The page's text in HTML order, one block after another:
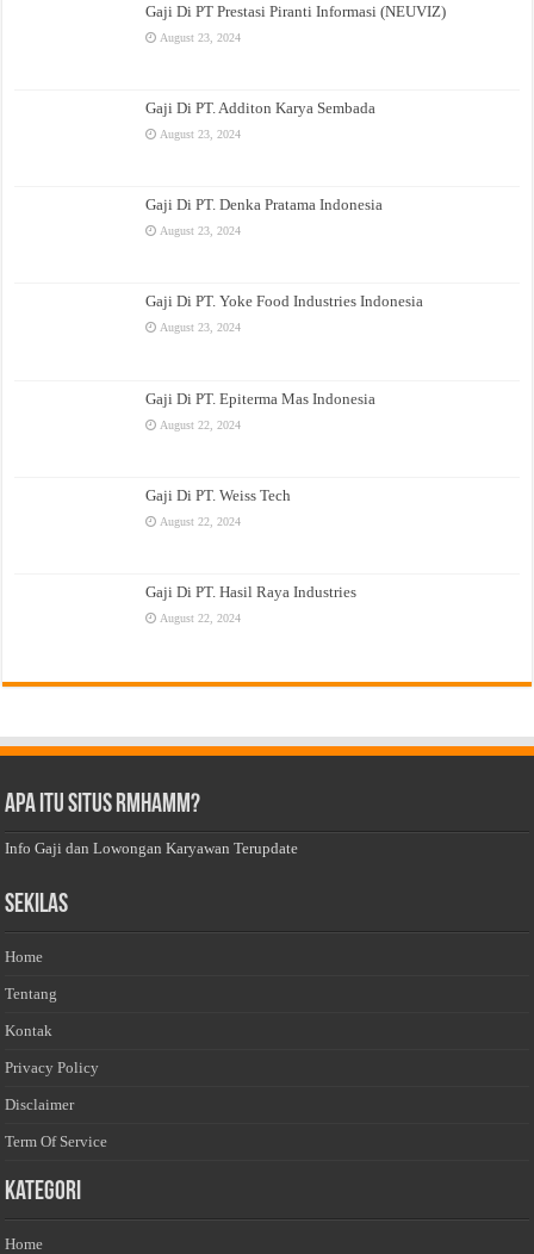
Gaji Di PT Prestasi Piranti Informasi (NEUVIZ)
August 23, 2024
Gaji Di PT. Additon Karya Sembada
August 23, 2024
Gaji Di PT. Denka Pratama Indonesia
August 23, 2024
Gaji Di PT. Yoke Food Industries Indonesia
August 23, 2024
Gaji Di PT. Epiterma Mas Indonesia
August 22, 2024
Gaji Di PT. Weiss Tech
August 22, 2024
Gaji Di PT. Hasil Raya Industries
August 22, 2024
Apa Itu Situs Rmhamm?
Info Gaji dan Lowongan Karyawan Terupdate
Sekilas
Home
Tentang
Kontak
Privacy Policy
Disclaimer
Term Of Service
Kategori
Home